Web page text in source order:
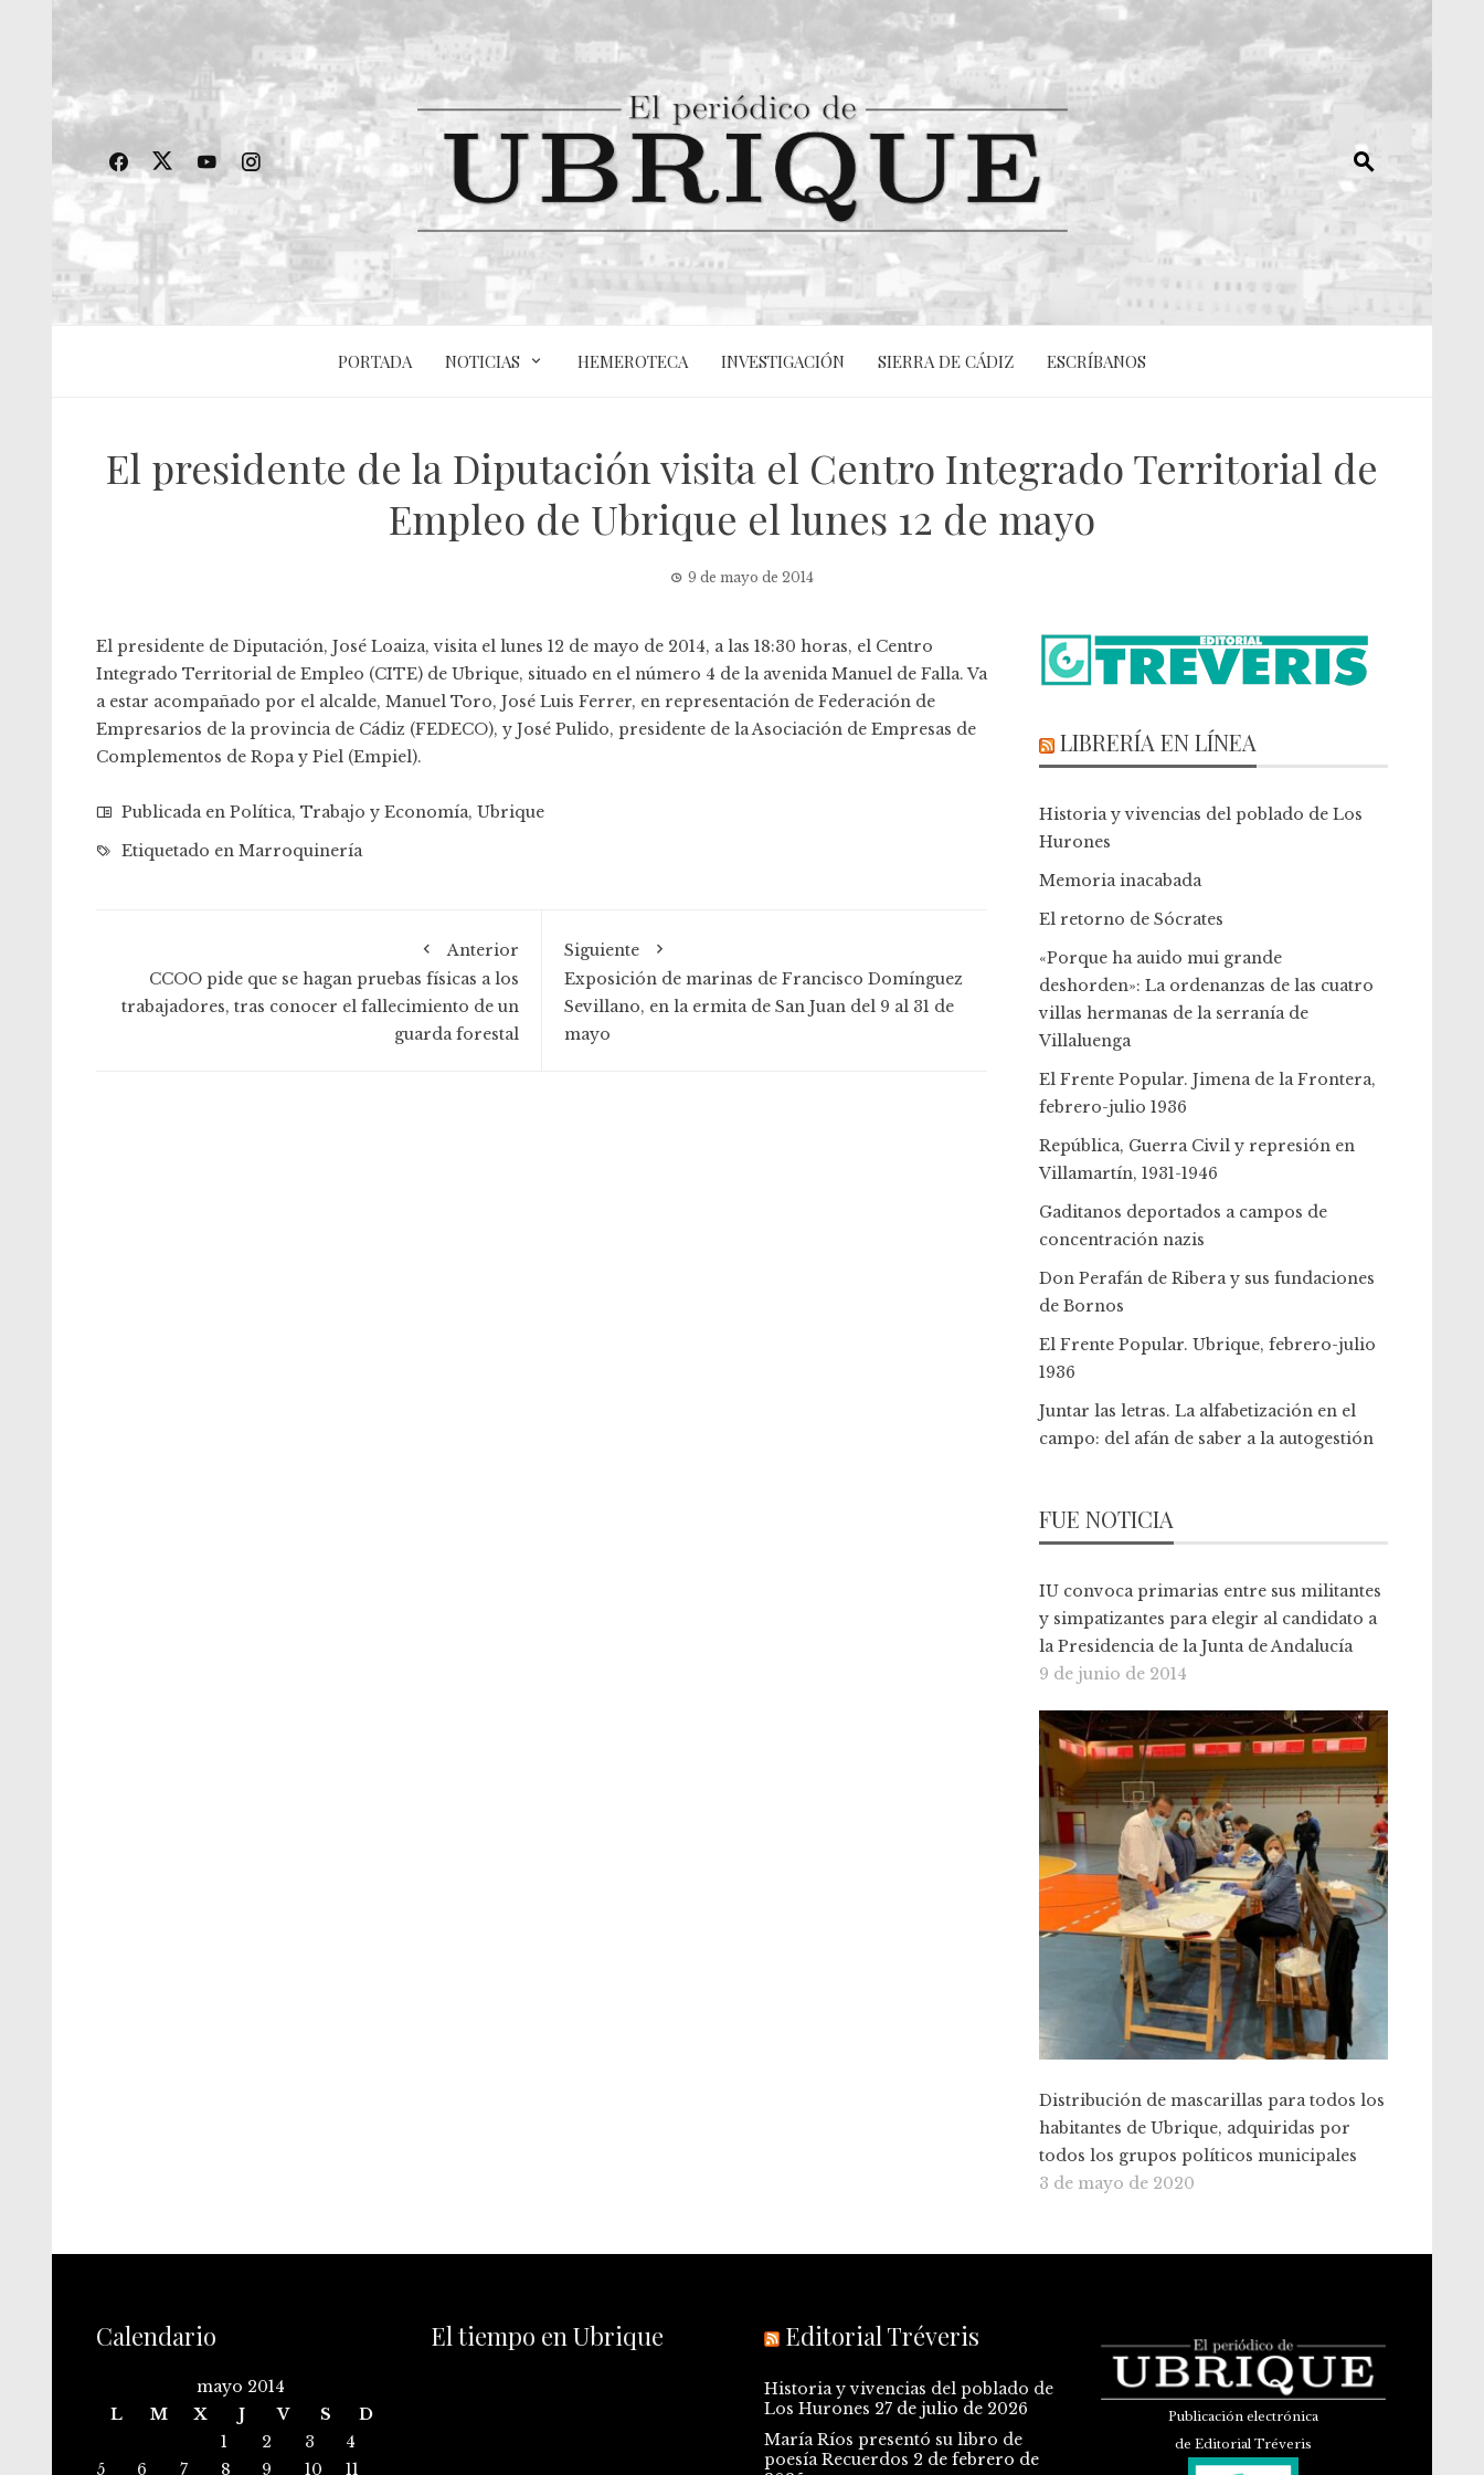
PORTADA NOTICIAS HEMEROTECA INVESTIGACIÓN SIERRA DE CÁDIZ ESCRÍBANOS
El presidente de la Diputación visita el Centro Integrado Territorial de
Empleo de Ubrique el lunes 12 de mayo
9 de mayo de 2014
El presidente de Diputación, José Loaiza, visita el lunes 12 de mayo de 2014, a las 18:30 horas, el Centro
Integrado Territorial de Empleo (CITE) de Ubrique, situado en el número 4 de la avenida Manuel de Falla. Va
a estar acompañado por el alcalde, Manuel Toro, José Luis Ferrer, en representación de Federación de
Empresarios de la provincia de Cádiz (FEDECO), y José Pulido, presidente de la Asociación de Empresas de
Complementos de Ropa y Piel (Empiel).
Publicada en Política, Trabajo y Economía, Ubrique
Etiquetado en Marroquinería
Anterior
CCOO pide que se hagan pruebas físicas a los
trabajadores, tras conocer el fallecimiento de un
guarda forestal
Siguiente
Exposición de marinas de Francisco Domínguez
Sevillano, en la ermita de San Juan del 9 al 31 de
mayo
LIBRERÍA EN LÍNEA
Historia y vivencias del poblado de Los
Hurones
Memoria inacabada
El retorno de Sócrates
«Porque ha auido mui grande
deshorden»: La ordenanzas de las cuatro
villas hermanas de la serranía de
Villaluenga
El Frente Popular. Jimena de la Frontera,
febrero-julio 1936
República, Guerra Civil y represión en
Villamartín, 1931-1946
Gaditanos deportados a campos de
concentración nazis
Don Perafán de Ribera y sus fundaciones
de Bornos
El Frente Popular. Ubrique, febrero-julio
1936
Juntar las letras. La alfabetización en el
campo: del afán de saber a la autogestión
FUE NOTICIA
IU convoca primarias entre sus militantes
y simpatizantes para elegir al candidato a
la Presidencia de la Junta de Andalucía
9 de junio de 2014
Distribución de mascarillas para todos los
habitantes de Ubrique, adquiridas por
todos los grupos políticos municipales
3 de mayo de 2020
Calendario
mayo 2014
L
M X J V S
D
1
2 3
4
5
6 7 8 9 10 11
El tiempo en Ubrique Editorial Tréveris
Historia y vivencias del poblado de
Los Hurones 27 de julio de 2026
María Ríos presentó su libro de
poesía Recuerdos 2 de febrero de
Publicación electrónica
de Editorial Tréveris